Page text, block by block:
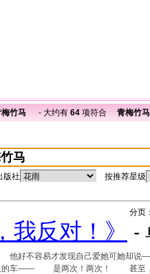
梅竹马 - 大约有 64 项符合 青梅竹马
版社 按推荐星级
分页
，我反对！》 -
不容易才发现自己爱她可她却
人的车—— 是两次！两次！ 甚至，